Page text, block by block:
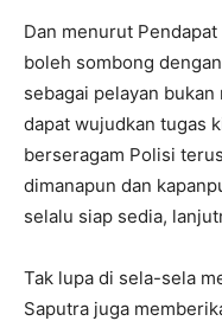
Dan menurut
boleh sombong
sebagai pelayan
dapat wujudkan tugas
berseragam Polisi
dimanapun dan
selalu siap sedia,
Tak lupa di sela-sela
Saputra juga